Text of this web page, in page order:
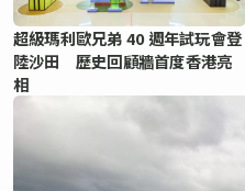
超級瑪利歐兄弟 40 週年試玩會登
陸沙田 歷史回顧牆首度香港亮
相